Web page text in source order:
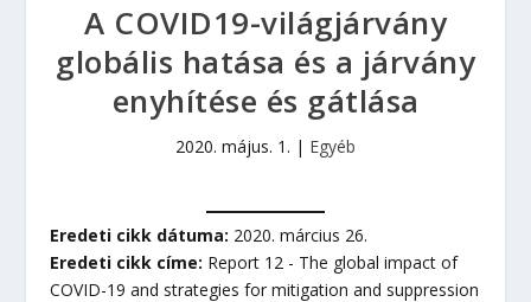
A COVID19-világjárvány
globális hatása és a járvány
enyhítése és gátlása
2020. május. 1. | Egyéb
Eredeti cikk dátuma: 2020. március 26.
Eredeti cikk címe: Report 12 - The global impact of
COVID-19 and strategies for mitigation and suppression